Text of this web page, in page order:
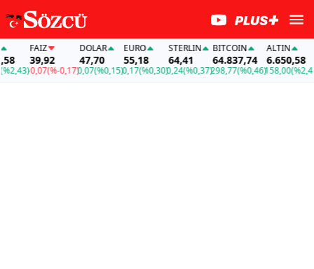
FAİZ
39,92
-0,07(%-0,17)
DOLAR
47,70
0,07(%0,15)
EURO
55,18
0,17(%0,30)
STERLIN
64,41
0,24(%0,37)
BITCOIN
64.837,74
298,77(%0,46)
ALTIN
6.650,58
158,00(%2,43)-